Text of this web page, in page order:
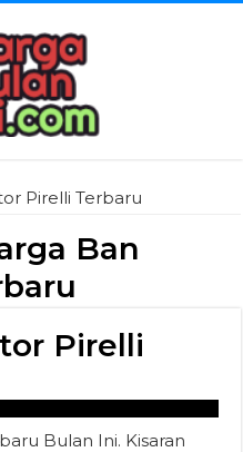
Pirelli Terbaru
Ban
Pirelli
Bulan Ini. Kisaran